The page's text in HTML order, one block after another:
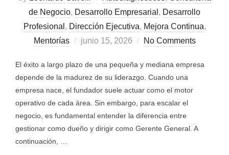
de Negocio, Desarrollo Empresarial , Desarrollo
Profesional , Dirección Ejecutiva, Mejora Continua,
Mentorías
junio 15, 2026 No Comments
El éxito a largo plazo de una pequeña y mediana empresa
depende de la madurez de su liderazgo. Cuando una
empresa nace, el fundador suele actuar como el motor
operativo de cada área. Sin embargo, para escalar el
negocio, es fundamental entender la diferencia entre
gestionar como dueño y dirigir como Gerente General. A
continuación, …